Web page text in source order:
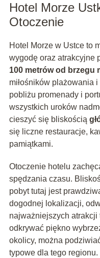
Hotel Morze
Otoczenie
Hotel Morze w Ustce to
wygodę oraz atrakcyjne
100 metrów od brzegu
miłośników plażowania
pobliżu promenady i
wszystkich uroków
cieszyć się bliskością
się liczne restauracje,
pamiątkami.
Otoczenie hotelu
spędzania czasu.
pobyt tutaj jest
dogodnej lokalizacji,
najważniejszych atrakcji
odkrywać piękno
okolicy, można
typowe dla tego regionu.